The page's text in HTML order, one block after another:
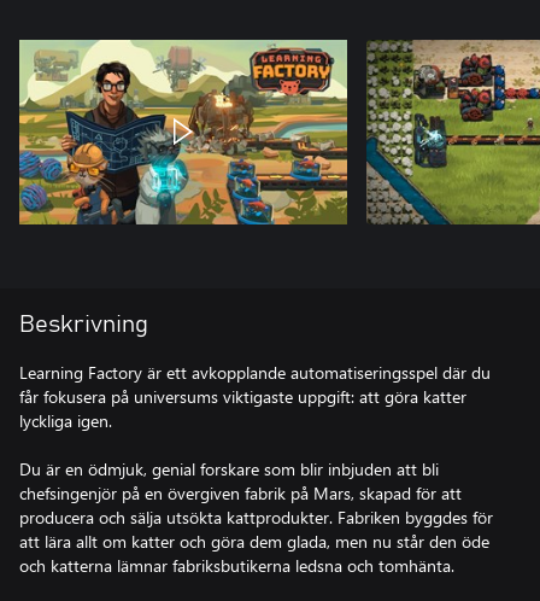
Beskrivning
Learning Factory är ett avkopplande automatiseringsspel där du
får fokusera på universums viktigaste uppgift: att göra katter
lyckliga igen.
Du är en ödmjuk, genial forskare som blir inbjuden att bli
chefsingenjör på en övergiven fabrik på Mars, skapad för att
producera och sälja utsökta kattprodukter. Fabriken byggdes för
att lära allt om katter och göra dem glada, men nu står den öde
och katterna lämnar fabriksbutikerna ledsna och tomhänta.